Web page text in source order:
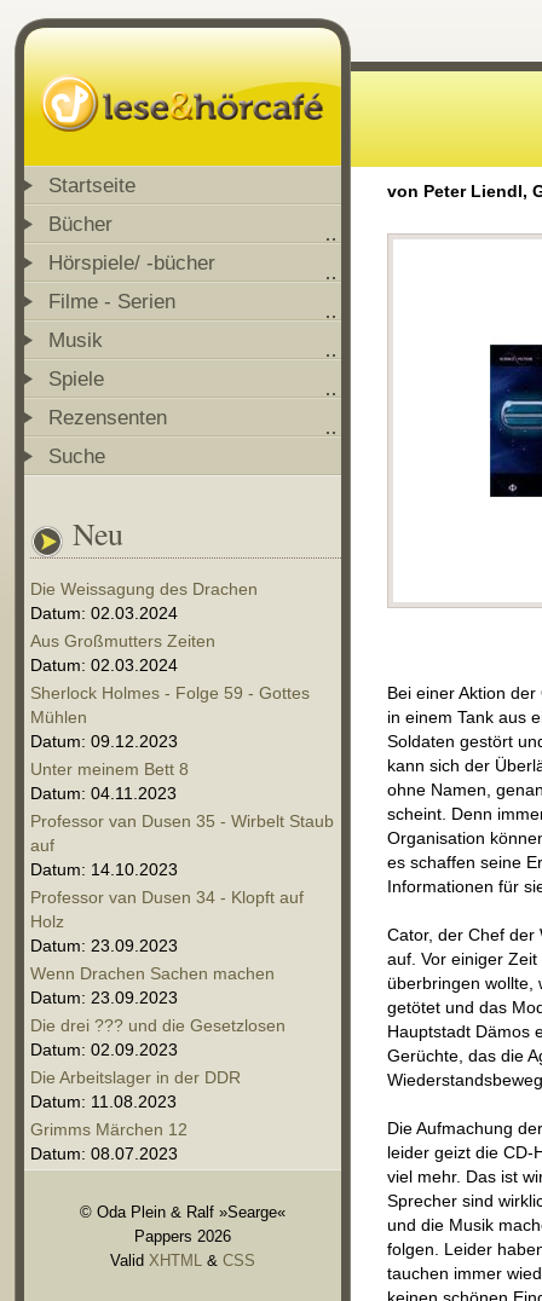
Startseite
Bücher
Hörspiele/ -bücher
Filme - Serien
Musik
Spiele
Rezensenten
Suche
Neu
Die Weissagung des Drachen
Datum: 02.03.2024
Aus Großmutters Zeiten
Datum: 02.03.2024
Sherlock Holmes - Folge 59 - Gottes
Mühlen
Datum: 09.12.2023
Unter meinem Bett 8
Datum: 04.11.2023
Professor van Dusen 35 - Wirbelt Staub
auf
Datum: 14.10.2023
Professor van Dusen 34 - Klopft auf
Holz
Datum: 23.09.2023
Wenn Drachen Sachen machen
Datum: 23.09.2023
Die drei ??? und die Gesetzlosen
Datum: 02.09.2023
Die Arbeitslager in der DDR
Datum: 11.08.2023
Grimms Märchen 12
Datum: 08.07.2023
© Oda Plein & Ralf »Searge«
Pappers 2026
Valid XHTML & CSS
von Peter Liendl,
Bei einer Aktion
in einem Tank aus
Soldaten gestört
kann sich der
ohne Namen,
scheint. Denn
Organisation
es schaffen seine
Informationen für
Cator, der Chef der
auf. Vor einiger
überbringen wollte,
getötet und das
Hauptstadt Dämos
Gerüchte, das die
Die Aufmachung
leider geizt die CD-
viel mehr. Das ist
Sprecher sind
und die Musik
folgen. Leider
tauchen immer